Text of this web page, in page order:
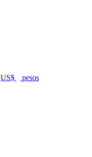
US$ pesos